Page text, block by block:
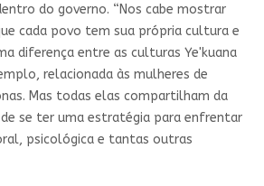
do governo. “Nos cabe mostrar
cada povo tem sua própria cultura e
diferença entre as culturas Ye'kuana
relacionada às mulheres de
Mas todas elas compartilham da
de se ter uma estratégia para enfrentar
psicológica e tantas outras